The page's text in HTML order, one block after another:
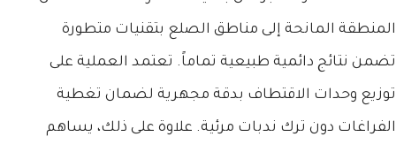
المنطقة المانحة إلى مناطق الصلع بتقنيات متطورة
تضمن نتائج دائمية طبيعية تماماً. تعتمد العملية على
توزيع وحدات الاقتطاف بدقة مجهرية لضمان تغطية
الفراغات دون ترك ندبات مرئية. علاوة على ذلك، يساهم